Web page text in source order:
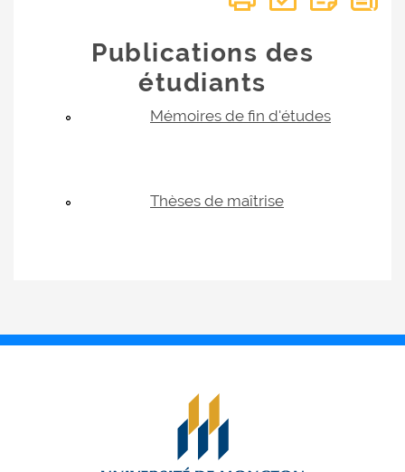
Publications des
étudiants
Mémoires de fin d'études
Thèses de maîtrise